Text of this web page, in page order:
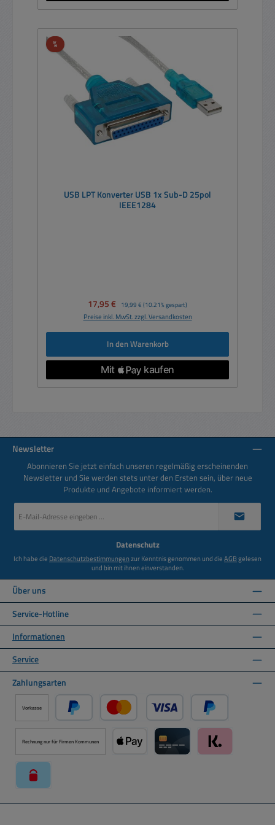
%Rabatt
USB LPT Konverter USB 1x Sub-D 25pol
IEEE1284
Verkaufspreis:
17,95 € Regulärer Preis:
19,99 € (10.21% gespart)
Preise inkl. MwSt. zzgl. Versandkosten
In den Warenkorb
Newsletter
Abonnieren Sie jetzt einfach unseren regelmäßig erscheinenden
Newsletter und Sie werden stets unter den Ersten sein, über neue
Produkte und Angebote informiert werden.
Mail-
Datenschutz
Ich habe die Datenschutzbestimmungenzur Kenntnis genommen und dieAGBgelesen
und bin mit ihnen einverstanden.
Über uns
Service-Hotline
Informationen
Service
Zahlungsarten
Vorkasse
PayPal Kredit- oder Debitkarte über PayPal
Später Bezahlen
Rechnung nur für Firmen Kommunen